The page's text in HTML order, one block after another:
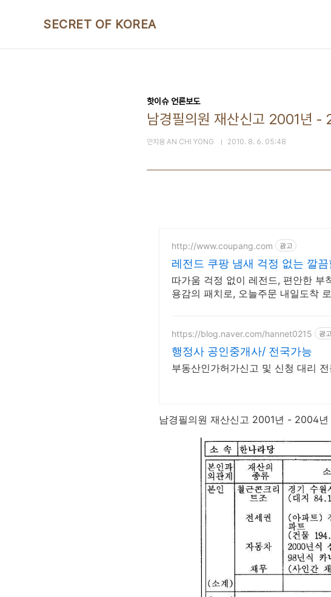
SECRET OF KOREA
핫이슈 언론보도
남경필의원 재산신고 2001년
안치용 AN CHI YONG 2010. 8. 6. 05:48
http://www.coupang.com 광고
레전드 쿠팡 냄새 걱정 없는 깔끔
따가움 걱정 없이 레전드, 편안한 부
용감의 패치로, 오늘주문 내일도착
https://blog.naver.com/hannet0215 광고
행정사 공인중개사/ 전국가능
부동산인가허가신고 및 신청 대리
남경필의원 재산신고 2001년 - 2004년